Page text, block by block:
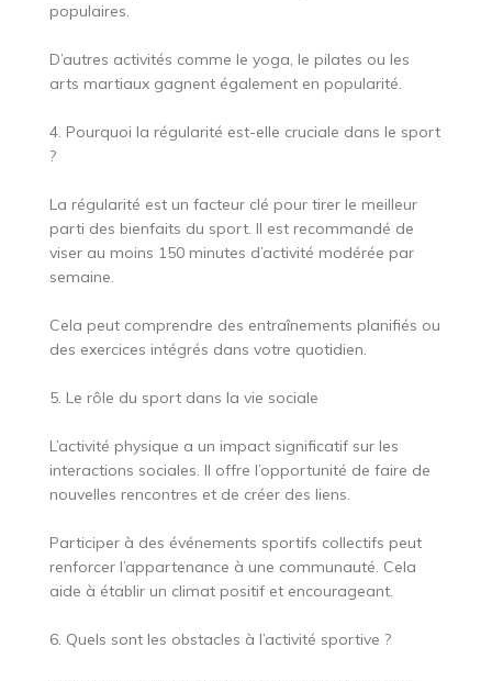
populaires.
D’autres activités comme le yoga, le pilates ou les
arts martiaux gagnent également en popularité.
4. Pourquoi la régularité est-elle cruciale dans le sport
?
La régularité est un facteur clé pour tirer le meilleur
parti des bienfaits du sport. Il est recommandé de
viser au moins 150 minutes d’activité modérée par
semaine.
Cela peut comprendre des entraînements planifiés ou
des exercices intégrés dans votre quotidien.
5. Le rôle du sport dans la vie sociale
L’activité physique a un impact significatif sur les
interactions sociales. Il offre l’opportunité de faire de
nouvelles rencontres et de créer des liens.
Participer à des événements sportifs collectifs peut
renforcer l’appartenance à une communauté. Cela
aide à établir un climat positif et encourageant.
6. Quels sont les obstacles à l’activité sportive ?